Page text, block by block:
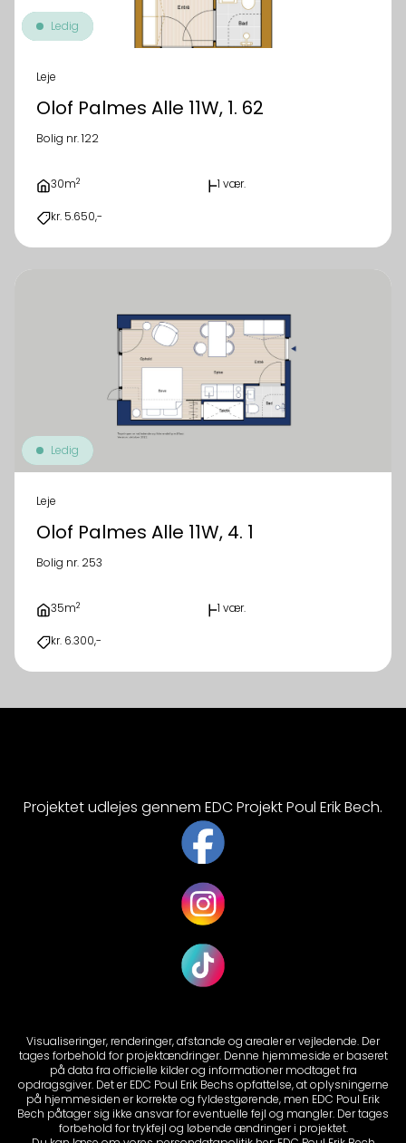
Ledig
Leje
Olof Palmes Alle 11W, 1. 62
Bolig nr. 122
30m2 1 vær.
kr. 5.650,-
Ledig
Leje
Olof Palmes Alle 11W, 4. 1
Bolig nr. 253
35m2 1 vær.
kr. 6.300,-
Projektet udlejes gennem EDC Projekt Poul Erik Bech.
Visualiseringer, renderinger, afstande og arealer er vejledende. Der
tages forbehold for projektændringer. Denne hjemmeside er baseret
på data fra officielle kilder og informationer modtaget fra
opdragsgiver. Det er EDC Poul Erik Bechs opfattelse, at oplysningerne
på hjemmesiden er korrekte og fyldestgørende, men EDC Poul Erik
Bech påtager sig ikke ansvar for eventuelle fejl og mangler. Der tages
forbehold for trykfejl og løbende ændringer i projektet.